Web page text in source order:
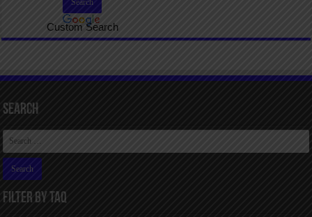
Custom Search
Search
FILTER BY TAQ